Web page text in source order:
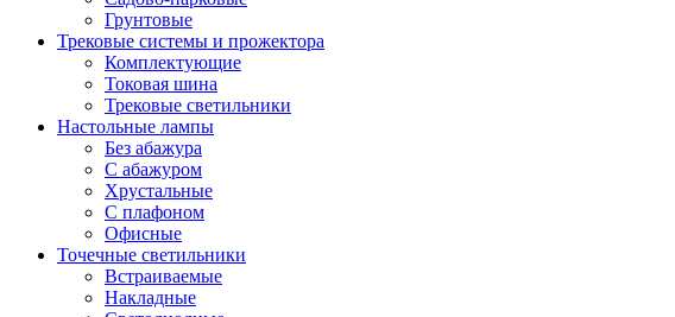
Грунтовые
Трековые системы и прожектора
Комплектующие
Токовая шина
Трековые светильники
Настольные лампы
Без абажура
С абажуром
Хрустальные
С плафоном
Офисные
Точечные светильники
Встраиваемые
Накладные